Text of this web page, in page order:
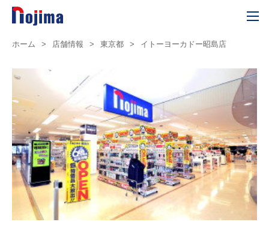
ホーム > 店舗情報 > 東京都 > イトーヨーカドー昭島店